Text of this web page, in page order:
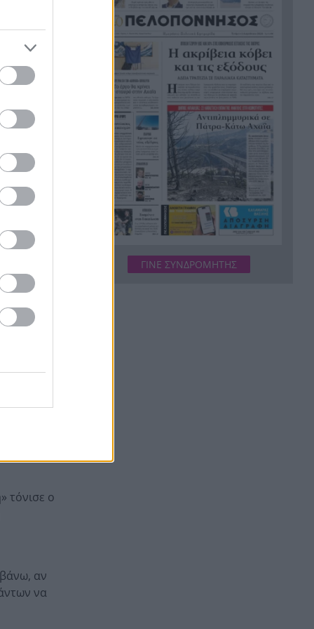
θητείας
και
εξής
της
τόνισε ο
αν
να
21:02
Σύμη: Εντοπίστηκε σορός
άνδρα στον Πανορμίτη –
Πιθανότατα ανήκει στον
αγνοούμενο Γερμανό τουρίστα
20:51 Συμφωνία Ιράν – Ομάν για νέα
ναυτιλιακή διαδρομή στα
Στενά του Ορμούζ
Ήττα-αποκλεισμός για την
Εθνική Nέων Γυναικών στο
Ευρωπαϊκό
20:33
Δικαστικό μπλόκο στους
δασμούς Τραμπ:
δισεκατομμύρια δολάρια σε
επιχειρήσεις
ΓΙΝΕ ΣΥΝΔΡΟΜΗΤΗΣ